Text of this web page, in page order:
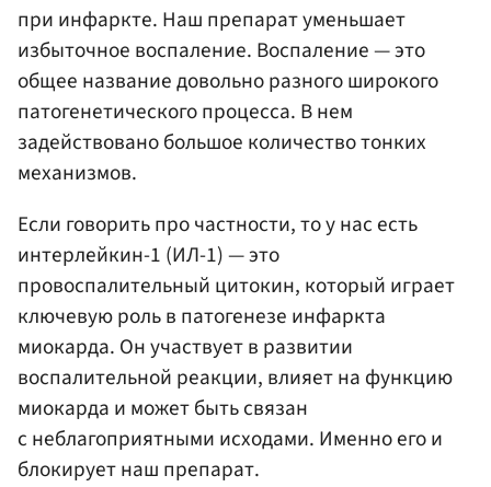
при инфаркте. Наш препарат уменьшает
избыточное воспаление. Воспаление — это
общее название довольно разного широкого
патогенетического процесса. В нем
задействовано большое количество тонких
механизмов.
Если говорить про частности, то у нас есть
интерлейкин-1 (ИЛ-1) — это
провоспалительный цитокин, который играет
ключевую роль в патогенезе инфаркта
миокарда. Он участвует в развитии
воспалительной реакции, влияет на функцию
миокарда и может быть связан
с неблагоприятными исходами. Именно его и
блокирует наш препарат.